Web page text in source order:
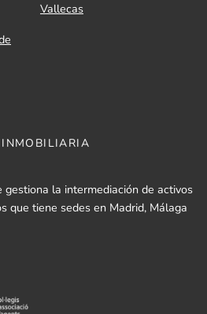
Vallecas
gestiona la intermediación de activos
que tiene sedes en Madrid, Málaga